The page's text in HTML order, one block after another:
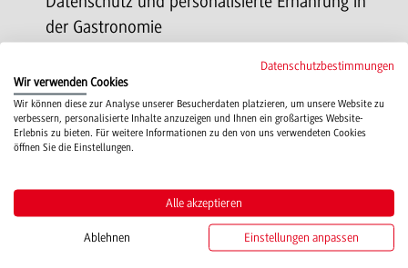
der Gastronomie
12:45 – 13:00
Wrap-updurch Roger Jann
13:00 – 13:45
– the bright look into the future of
personalized nutrition – Dr. Roman Werner
Datenschutzbestimmungen
Wir verwenden Cookies
Wir können diese zur Analyse unserer Besucherdaten platzieren, um unsere Website zu
verbessern, personalisierte Inhalte anzuzeigen und Ihnen ein großartiges Website-
Erlebnis zu bieten. Für weitere Informationen zu den von uns verwendeten Cookies
öffnen Sie die Einstellungen.
Alle akzeptieren
Ablehnen Einstellungen anpassen